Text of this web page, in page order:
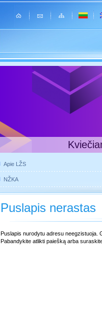
Apie LŽS
NŽKA
Puslapis nerastas
Puslapis nurodytu adresu neegzistuoja.
Pabandykite atlikti paiešką arba